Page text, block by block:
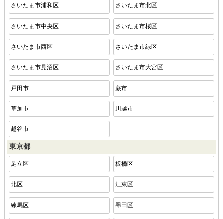
さいたま市浦和区 さいたま市北区
さいたま市中央区 さいたま市桜区
さいたま市西区 さいたま市緑区
さいたま市見沼区 さいたま市大宮区
戸田市 蕨市
草加市 川越市
越谷市
東京都
足立区 板橋区
北区 江東区
練馬区 墨田区